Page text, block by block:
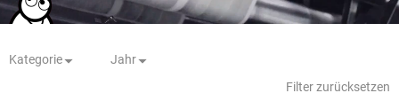
Kategorie
Jahr
Filter zurücksetzen